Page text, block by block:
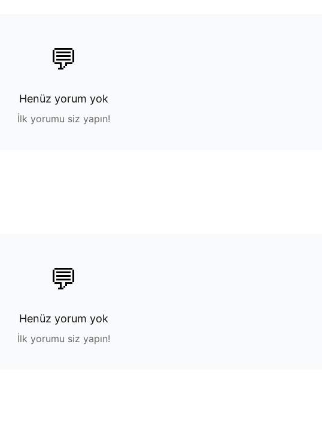
💬
Henüz yorum yok
İlk yorumu siz yapın!
💬
Henüz yorum yok
İlk yorumu siz yapın!